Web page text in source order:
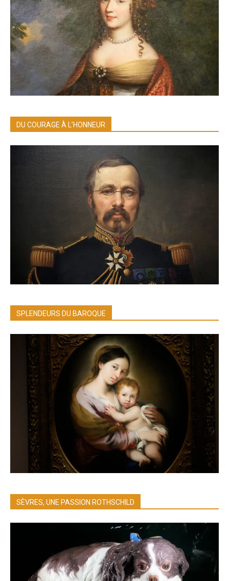
DU COURAGE À L’HONNEUR
SPLENDEURS DU BAROQUE
SÈVRES, UNE PASSION ROTHSCHILD